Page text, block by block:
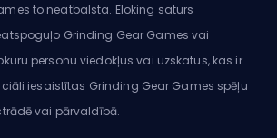
to neatbalsta. Eloking saturs
Grinding Gear Games vai
personu viedokļus vai uzskatus, kas ir
iesaistītas Grinding Gear Games spēļu
vai pārvaldībā.